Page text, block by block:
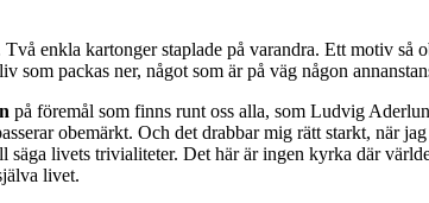
Två enkla kartonger staplade på varandra. Ett motiv
som packas ner, något som är på väg någon
på föremål som finns runt oss alla, som Ludvig
obemärkt. Och det drabbar mig rätt starkt, när
livets trivialiteter. Det här är ingen kyrka där
livet.